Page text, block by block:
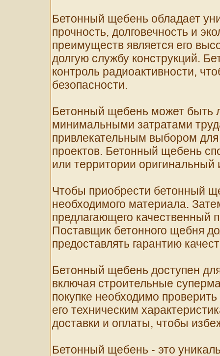
Бетонный щебень обладает
прочность, долговечность и
преимуществ является его
долгую службу конструкций.
контроль радиоактивности,
безопасности.
Бетонный щебень может быть
минимальными затратами
привлекательным выбором
проектов. Бетонный щебень
или территории
Чтобы приобрести бетонный
необходимого материала.
предлагающего качественный
Поставщик бетонного щебня
предоставлять гарантию
Бетонный щебень доступен
включая строительные
покупке необходимо
его техническим
доставки и оплаты, чтобы
Бетонный щебень - это